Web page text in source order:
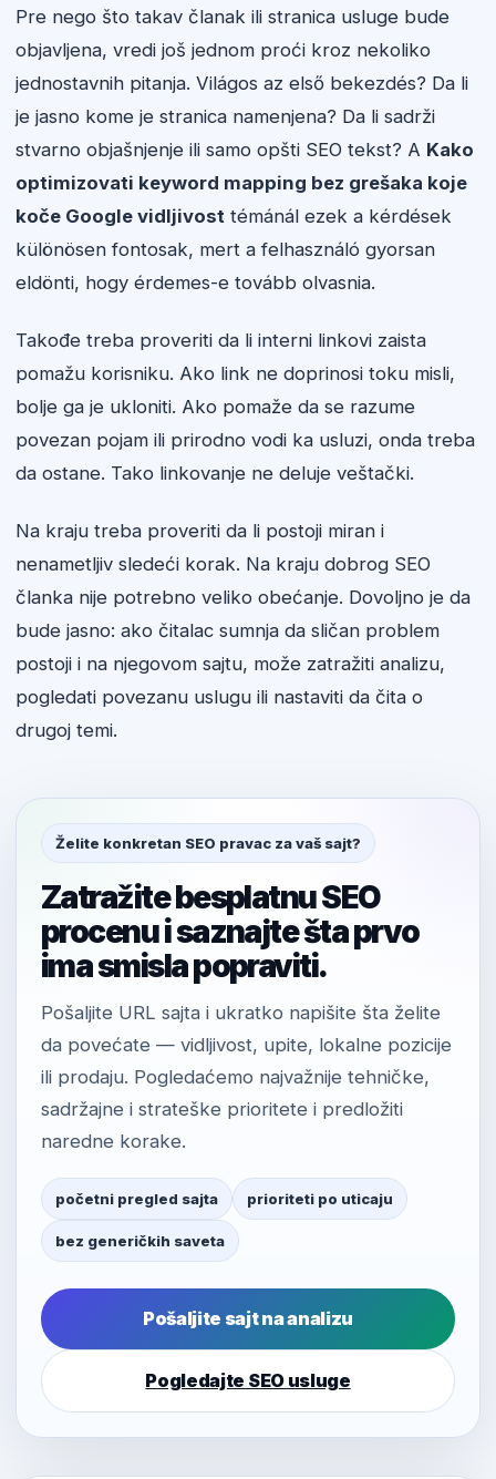
Pre nego što takav članak ili stranica usluge bude
objavljena, vredi još jednom proći kroz nekoliko
jednostavnih pitanja. Világos az első bekezdés? Da li
je jasno kome je stranica namenjena? Da li sadrži
stvarno objašnjenje ili samo opšti SEO tekst? A Kako
optimizovati keyword mapping bez grešaka koje
koče Google vidljivost témánál ezek a kérdések
különösen fontosak, mert a felhasználó gyorsan
eldönti, hogy érdemes-e tovább olvasnia.
Takođe treba proveriti da li interni linkovi zaista
pomažu korisniku. Ako link ne doprinosi toku misli,
bolje ga je ukloniti. Ako pomaže da se razume
povezan pojam ili prirodno vodi ka usluzi, onda treba
da ostane. Tako linkovanje ne deluje veštački.
Na kraju treba proveriti da li postoji miran i
nenametljiv sledeći korak. Na kraju dobrog SEO
članka nije potrebno veliko obećanje. Dovoljno je da
bude jasno: ako čitalac sumnja da sličan problem
postoji i na njegovom sajtu, može zatražiti analizu,
pogledati povezanu uslugu ili nastaviti da čita o
drugoj temi.
Želite konkretan SEO pravac za vaš sajt?
Zatražite besplatnu SEO
procenu i saznajte šta prvo
ima smisla popraviti.
Pošaljite URL sajta i ukratko napišite šta želite
da povećate — vidljivost, upite, lokalne pozicije
ili prodaju. Pogledaćemo najvažnije tehničke,
sadržajne i strateške prioritete i predložiti
naredne korake.
početni pregled sajta prioriteti po uticaju
bez generičkih saveta
Pošaljite sajt na analizu
Pogledajte SEO usluge